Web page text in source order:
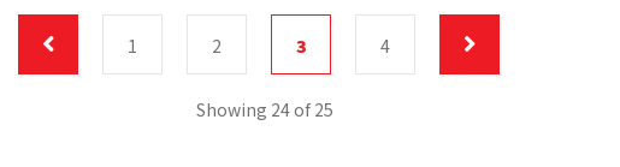
1 2 3 4
Showing 24 of 25